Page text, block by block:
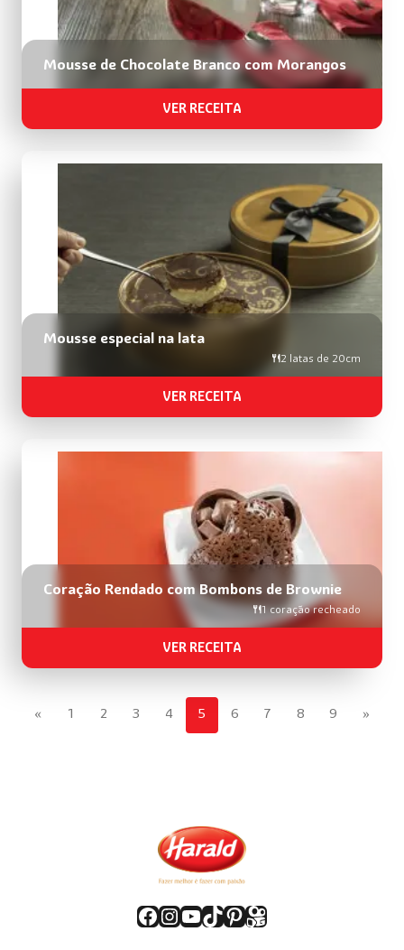
Mousse de Chocolate Branco com Morangos
VER RECEITA
Mousse especial na lata
2 latas de 20cm
VER RECEITA
Coração Rendado com Bombons de Brownie
1 coração recheado
VER RECEITA
« 1 2 3 4 5 6 7 8 9 »
Facebook
Instagram
Youtube
TikTok
Pinterest
Kwai